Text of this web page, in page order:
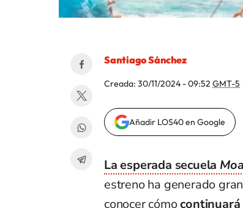
Santiago Sánchez
Creada: 30/11/2024 - 09:52 GMT-5
Añadir LOS40 en Google
La esperada secuela
estreno ha generado
conocer cómo